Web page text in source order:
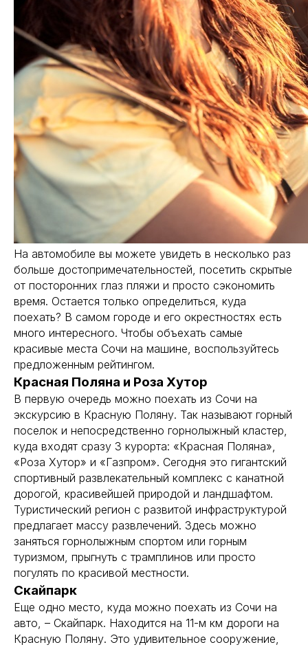
На автомобиле вы можете увидеть в несколько раз
больше достопримечательностей, посетить скрытые
от посторонних глаз пляжи и просто сэкономить
время. Остается только определиться, куда
поехать? В самом городе и его окрестностях есть
много интересного. Чтобы объехать самые
красивые места Сочи на машине, воспользуйтесь
предложенным рейтингом.
Красная Поляна и Роза Хутор
В первую очередь можно поехать из Сочи на
экскурсию в Красную Поляну. Так называют горный
поселок и непосредственно горнолыжный кластер,
куда входят сразу 3 курорта: «Красная Поляна»,
«Роза Хутор» и «Газпром». Сегодня это гигантский
спортивный развлекательный комплекс с канатной
дорогой, красивейшей природой и ландшафтом.
Туристический регион с развитой инфраструктурой
предлагает массу развлечений. Здесь можно
заняться горнолыжным спортом или горным
туризмом, прыгнуть с трамплинов или просто
погулять по красивой местности.
Скайпарк
Еще одно место, куда можно поехать из Сочи на
авто, – Скайпарк. Находится на 11-м км дороги на
Красную Поляну. Это удивительное сооружение,